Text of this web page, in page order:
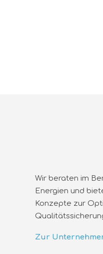
Wir beraten im
Energien und
Konzepte zur
Zur